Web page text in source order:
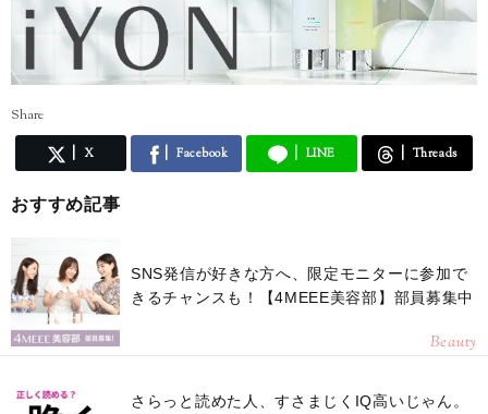
Share
X Facebook LINE Threads
おすすめ記事
SNS発信が好きな方へ、限定モニターに参加で
きるチャンスも！【4MEEE美容部】部員募集中
Beauty
さらっと読めた人、すさまじくIQ高いじゃん。